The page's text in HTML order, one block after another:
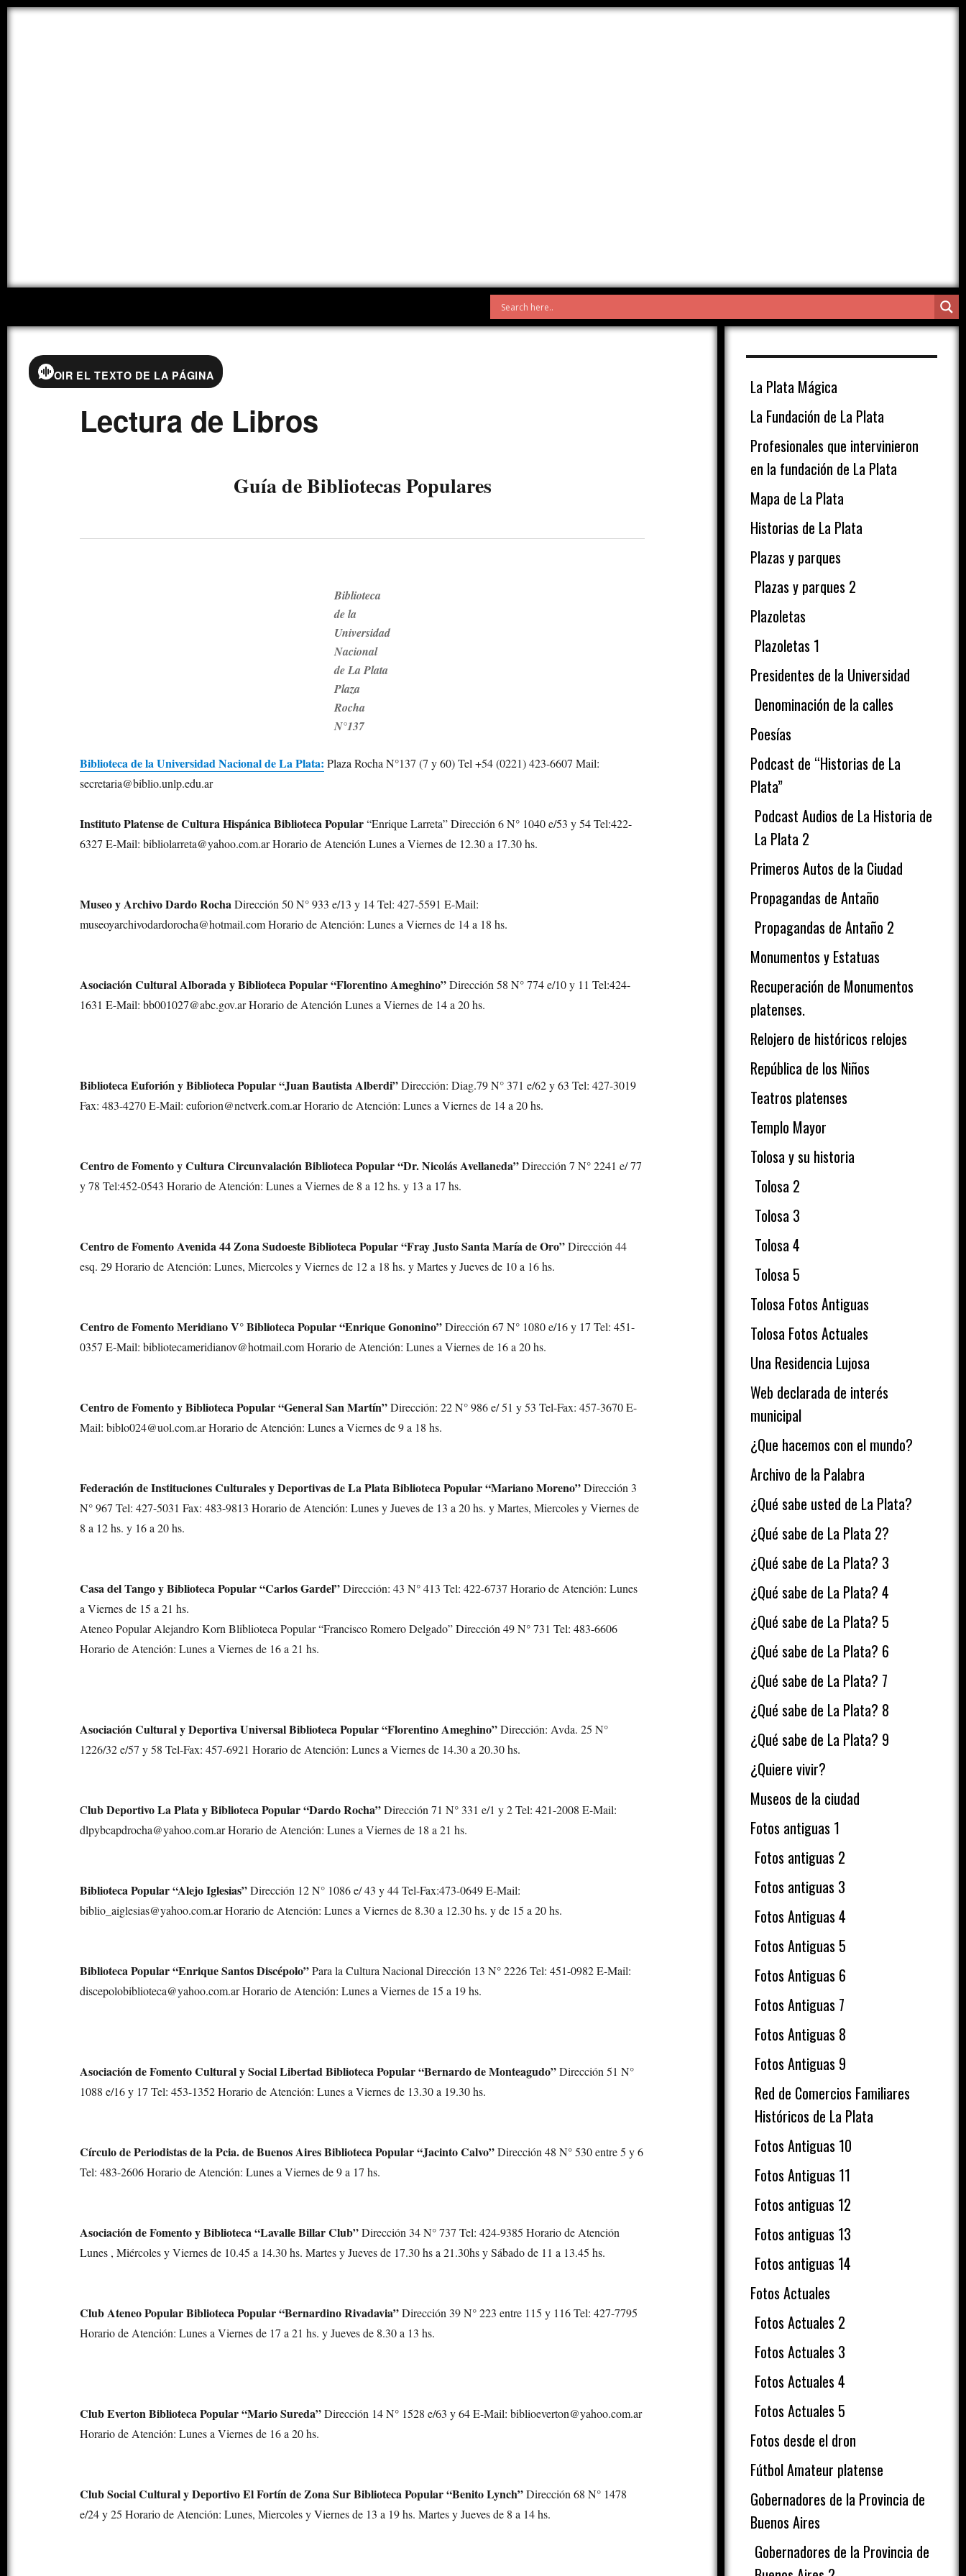
OIR EL TEXTO DE LA PÁGINA
Lectura de Libros
Guía de Bibliotecas Populares
Biblioteca
de la
Universidad
Nacional
de La Plata
Plaza
Rocha
N°137
Biblioteca de la Universidad Nacional de La Plata: Plaza Rocha N°137 (7 y 60) Tel +54 (0221) 423-6607 Mail:
secretaria@biblio.unlp.edu.ar
Instituto Platense de Cultura Hispánica Biblioteca Popular“Enrique Larreta” Dirección 6 N° 1040 e/53 y 54 Tel:422-
6327 E-Mail: bibliolarreta@yahoo.com.ar Horario de Atención Lunes a Viernes de 12.30 a 17.30 hs.
Museo y Archivo Dardo RochaDirección 50 N° 933 e/13 y 14 Tel: 427-5591 E-Mail:
museoyarchivodardorocha@hotmail.com Horario de Atención: Lunes a Viernes de 14 a 18 hs.
Asociación Cultural Alborada y Biblioteca Popular “Florentino Ameghino”Dirección 58 N° 774 e/10 y 11 Tel:424-
1631 E-Mail: bb001027@abc.gov.ar Horario de Atención Lunes a Viernes de 14 a 20 hs.
Biblioteca Euforión y Biblioteca Popular “Juan Bautista Alberdi”Dirección: Diag.79 N° 371 e/62 y 63 Tel: 427-3019
Fax: 483-4270 E-Mail: euforion@netverk.com.ar Horario de Atención: Lunes a Viernes de 14 a 20 hs.
Centro de Fomento y Cultura Circunvalación Biblioteca Popular “Dr. Nicolás Avellaneda”Dirección 7 N° 2241 e/ 77
y 78 Tel:452-0543 Horario de Atención: Lunes a Viernes de 8 a 12 hs. y 13 a 17 hs.
Centro de Fomento Avenida 44 Zona Sudoeste Biblioteca Popular “Fray Justo Santa María de Oro”Dirección 44
esq. 29 Horario de Atención: Lunes, Miercoles y Viernes de 12 a 18 hs. y Martes y Jueves de 10 a 16 hs.
Centro de Fomento Meridiano V° Biblioteca Popular “Enrique Gononino”Dirección 67 N° 1080 e/16 y 17 Tel: 451-
0357 E-Mail: bibliotecameridianov@hotmail.com Horario de Atención: Lunes a Viernes de 16 a 20 hs.
Centro de Fomento y Biblioteca Popular “General San Martín”Dirección: 22 N° 986 e/ 51 y 53 Tel-Fax: 457-3670 E-
Mail: biblo024@uol.com.ar Horario de Atención: Lunes a Viernes de 9 a 18 hs.
Federación de Instituciones Culturales y Deportivas de La Plata Biblioteca Popular “Mariano Moreno”Dirección 3
N° 967 Tel: 427-5031 Fax: 483-9813 Horario de Atención: Lunes y Jueves de 13 a 20 hs. y Martes, Miercoles y Viernes de
8 a 12 hs. y 16 a 20 hs.
Casa del Tango y Biblioteca Popular “Carlos Gardel”Dirección: 43 N° 413 Tel: 422-6737 Horario de Atención: Lunes
a Viernes de 15 a 21 hs.
Ateneo Popular Alejandro Korn Bliblioteca Popular “Francisco Romero Delgado” Dirección 49 N° 731 Tel: 483-6606
Horario de Atención: Lunes a Viernes de 16 a 21 hs.
Asociación Cultural y Deportiva Universal Biblioteca Popular “Florentino Ameghino”Dirección: Avda. 25 N°
1226/32 e/57 y 58 Tel-Fax: 457-6921 Horario de Atención: Lunes a Viernes de 14.30 a 20.30 hs.
Club Deportivo La Plata y Biblioteca Popular “Dardo Rocha”Dirección 71 N° 331 e/1 y 2 Tel: 421-2008 E-Mail:
dlpybcapdrocha@yahoo.com.ar Horario de Atención: Lunes a Viernes de 18 a 21 hs.
Biblioteca Popular “Alejo Iglesias”Dirección 12 N° 1086 e/ 43 y 44 Tel-Fax:473-0649 E-Mail:
biblio_aiglesias@yahoo.com.ar Horario de Atención: Lunes a Viernes de 8.30 a 12.30 hs. y de 15 a 20 hs.
Biblioteca Popular “Enrique Santos Discépolo”Para la Cultura Nacional Dirección 13 N° 2226 Tel: 451-0982 E-Mail:
discepolobiblioteca@yahoo.com.ar Horario de Atención: Lunes a Viernes de 15 a 19 hs.
Asociación de Fomento Cultural y Social Libertad Biblioteca Popular “Bernardo de Monteagudo”Dirección 51 N°
1088 e/16 y 17 Tel: 453-1352 Horario de Atención: Lunes a Viernes de 13.30 a 19.30 hs.
Círculo de Periodistas de la Pcia. de Buenos Aires Biblioteca Popular “Jacinto Calvo”Dirección 48 N° 530 entre 5 y 6
Tel: 483-2606 Horario de Atención: Lunes a Viernes de 9 a 17 hs.
Asociación de Fomento y Biblioteca “Lavalle Billar Club”Dirección 34 N° 737 Tel: 424-9385 Horario de Atención
Lunes , Miércoles y Viernes de 10.45 a 14.30 hs. Martes y Jueves de 17.30 hs a 21.30hs y Sábado de 11 a 13.45 hs.
Club Ateneo Popular Biblioteca Popular “Bernardino Rivadavia”Dirección 39 N° 223 entre 115 y 116 Tel: 427-7795
Horario de Atención: Lunes a Viernes de 17 a 21 hs. y Jueves de 8.30 a 13 hs.
Club Everton Biblioteca Popular “Mario Sureda”Dirección 14 N° 1528 e/63 y 64 E-Mail: biblioeverton@yahoo.com.ar
Horario de Atención: Lunes a Viernes de 16 a 20 hs.
Club Social Cultural y Deportivo El Fortín de Zona Sur Biblioteca Popular “Benito Lynch”Dirección 68 N° 1478
e/24 y 25 Horario de Atención: Lunes, Miercoles y Viernes de 13 a 19 hs. Martes y Jueves de 8 a 14 hs.
La Plata Mágica
La Fundación de La Plata
Profesionales que intervinieron
en la fundación de La Plata
Mapa de La Plata
Historias de La Plata
Plazas y parques
Plazas y parques 2
Plazoletas
Plazoletas 1
Presidentes de la Universidad
Denominación de la calles
Poesías
Podcast de “Historias de La
Plata”
Podcast Audios de La Historia de
La Plata 2
Primeros Autos de la Ciudad
Propagandas de Antaño
Propagandas de Antaño 2
Monumentos y Estatuas
Recuperación de Monumentos
platenses.
Relojero de históricos relojes
República de los Niños
Teatros platenses
Templo Mayor
Tolosa y su historia
Tolosa 2
Tolosa 3
Tolosa 4
Tolosa 5
Tolosa Fotos Antiguas
Tolosa Fotos Actuales
Una Residencia Lujosa
Web declarada de interés
municipal
¿Que hacemos con el mundo?
Archivo de la Palabra
¿Qué sabe usted de La Plata?
¿Qué sabe de La Plata 2?
¿Qué sabe de La Plata? 3
¿Qué sabe de La Plata? 4
¿Qué sabe de La Plata? 5
¿Qué sabe de La Plata? 6
¿Qué sabe de La Plata? 7
¿Qué sabe de La Plata? 8
¿Qué sabe de La Plata? 9
¿Quiere vivir?
Museos de la ciudad
Fotos antiguas 1
Fotos antiguas 2
Fotos antiguas 3
Fotos Antiguas 4
Fotos Antiguas 5
Fotos Antiguas 6
Fotos Antiguas 7
Fotos Antiguas 8
Fotos Antiguas 9
Red de Comercios Familiares
Históricos de La Plata
Fotos Antiguas 10
Fotos Antiguas 11
Fotos antiguas 12
Fotos antiguas 13
Fotos antiguas 14
Fotos Actuales
Fotos Actuales 2
Fotos Actuales 3
Fotos Actuales 4
Fotos Actuales 5
Fotos desde el dron
Fútbol Amateur platense
Gobernadores de la Provincia de
Buenos Aires
Gobernadores de la Provincia de